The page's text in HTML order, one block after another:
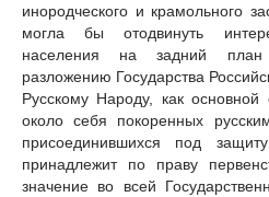
инородческого и крамольного
могла бы отодвинуть
населения на задний план
разложению Государства
Русскому Народу, как основной
около себя покоренных
присоединившихся под
принадлежит по праву
значение во всей